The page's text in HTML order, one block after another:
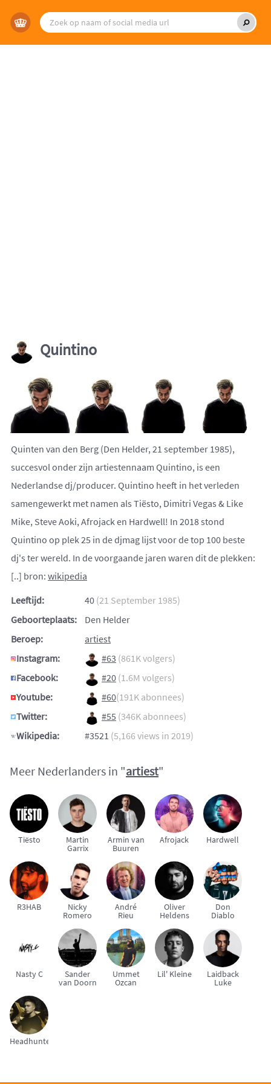
Quintino
Quinten van den Berg (Den Helder, 21 september 1985),
succesvol onder zijn artiestennaam Quintino, is een
Nederlandse dj/producer. Quintino heeft in het verleden
samengewerkt met namen als Tiësto, Dimitri Vegas & Like
Mike, Steve Aoki, Afrojack en Hardwell! In 2018 stond
Quintino op plek 25 in de djmag lijst voor de top 100 beste
dj's ter wereld. In de voorgaande jaren waren dit de plekken:
[..] bron: wikipedia
Leeftijd:
40 (21 September 1985)
Geboorteplaats:
Den Helder
Beroep:
artiest
Instagram:
#63 (861K volgers)
Facebook:
#20 (1.6M volgers)
Youtube:
#60(191K abonnees)
Twitter:
#55 (346K abonnees)
Wikipedia:
#3521 (5,166 views in 2019)
Meer Nederlanders in "artiest"
Tiësto Martin
Garrix
Armin van
Buuren
Afrojack Hardwell
R3HAB Nicky
Romero
André
Rieu
Oliver
Heldens
Don
Diablo
Nasty C Sander
van Doorn
Ummet
Ozcan
Lil' Kleine Laidback
Luke
Headhunterz